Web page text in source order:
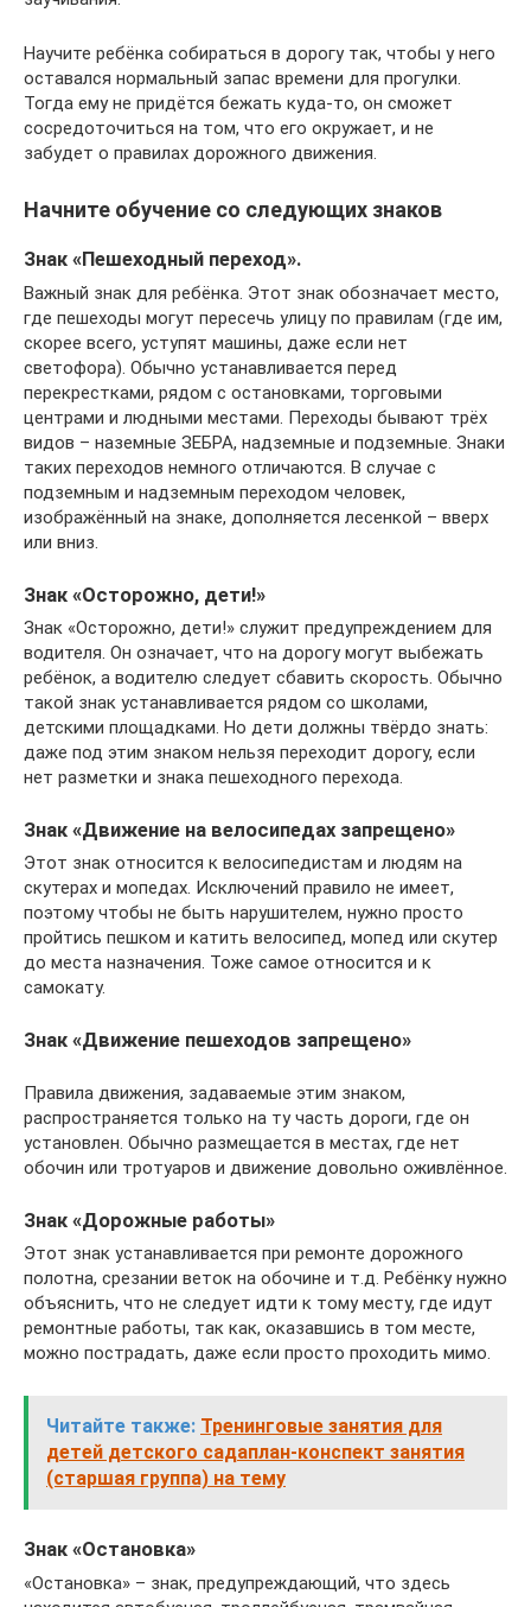
Научите ребёнка собираться в дорогу так, чтобы у него
оставался нормальный запас времени для прогулки.
Тогда ему не придётся бежать куда-то, он сможет
сосредоточиться на том, что его окружает, и не
забудет о правилах дорожного движения.
Начните обучение со следующих знаков
Знак «Пешеходный переход».
Важный знак для ребёнка. Этот знак обозначает место,
где пешеходы могут пересечь улицу по правилам (где им,
скорее всего, уступят машины, даже если нет
светофора). Обычно устанавливается перед
перекрестками, рядом с остановками, торговыми
центрами и людными местами. Переходы бывают трёх
видов – наземные ЗЕБРА, надземные и подземные. Знаки
таких переходов немного отличаются. В случае с
подземным и надземным переходом человек,
изображённый на знаке, дополняется лесенкой – вверх
или вниз.
Знак «Осторожно, дети!»
Знак «Осторожно, дети!» служит предупреждением для
водителя. Он означает, что на дорогу могут выбежать
ребёнок, а водителю следует сбавить скорость. Обычно
такой знак устанавливается рядом со школами,
детскими площадками. Но дети должны твёрдо знать:
даже под этим знаком нельзя переходит дорогу, если
нет разметки и знака пешеходного перехода.
Знак «Движение на велосипедах запрещено»
Этот знак относится к велосипедистам и людям на
скутерах и мопедах. Исключений правило не имеет,
поэтому чтобы не быть нарушителем, нужно просто
пройтись пешком и катить велосипед, мопед или скутер
до места назначения. Тоже самое относится и к
самокату.
Знак «Движение пешеходов запрещено»
Правила движения, задаваемые этим знаком,
распространяется только на ту часть дороги, где он
установлен. Обычно размещается в местах, где нет
обочин или тротуаров и движение довольно оживлённое.
Знак «Дорожные работы»
Этот знак устанавливается при ремонте дорожного
полотна, срезании веток на обочине и т.д. Ребёнку нужно
объяснить, что не следует идти к тому месту, где идут
ремонтные работы, так как, оказавшись в том месте,
можно пострадать, даже если просто проходить мимо.
Читайте также: Тренинговые занятия для
детей детского садаплан-конспект занятия
(старшая группа) на тему
Знак «Остановка»
«Остановка» – знак, предупреждающий, что здесь